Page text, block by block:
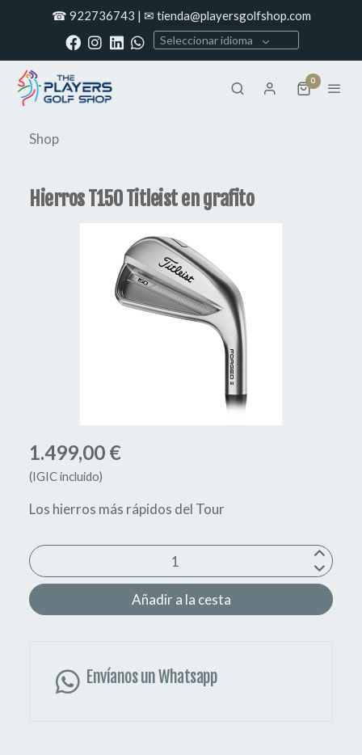
☎ 922736743 | ✉ tienda@playersgolfshop.com
Seleccionar idioma
0
Shop
Hierros T150 Titleist en grafito
1.499,00 €
(IGIC incluido)
Los hierros más rápidos del Tour
Añadir a la cesta
Envíanos un Whatsapp